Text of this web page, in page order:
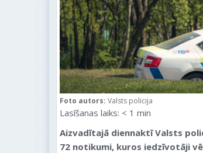
Foto autors: Valsts policija
Lasīšanas laiks: < 1 min
Aizvadītajā diennaktī Valsts
72 notikumi, kuros iedzīvotāji